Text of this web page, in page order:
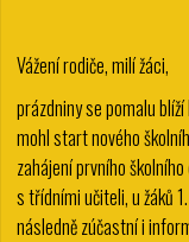
Vážení rodiče, milí žáci,
prázdniny se pomalu
mohl start nového
zahájení prvního
s třídními učiteli, u žáků
následně zúčastní i